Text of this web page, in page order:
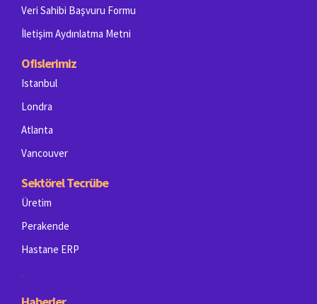
Veri Sahibi Başvuru Formu
İletişim Aydınlatma Metni
Ofislerimiz
Istanbul
Londra
Atlanta
Vancouver
Sektörel Tecrübe
Üretim
Perakende
Hastane ERP
.